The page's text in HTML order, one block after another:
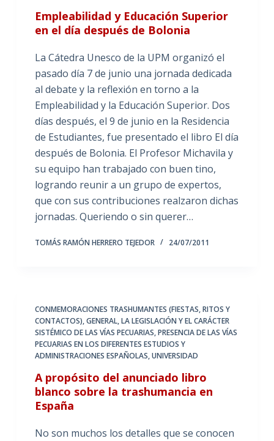
Empleabilidad y Educación Superior
en el día después de Bolonia
La Cátedra Unesco de la UPM organizó el
pasado día 7 de junio una jornada dedicada
al debate y la reflexión en torno a la
Empleabilidad y la Educación Superior. Dos
días después, el 9 de junio en la Residencia
de Estudiantes, fue presentado el libro El día
después de Bolonia. El Profesor Michavila y
su equipo han trabajado con buen tino,
logrando reunir a un grupo de expertos,
que con sus contribuciones realzaron dichas
jornadas. Queriendo o sin querer…
TOMÁS RAMÓN HERRERO TEJEDOR 24/07/2011
CONMEMORACIONES TRASHUMANTES (FIESTAS, RITOS Y
CONTACTOS),GENERAL,LA LEGISLACIÓN Y EL CARÁCTER
SISTÉMICO DE LAS VÍAS PECUARIAS,PRESENCIA DE LAS VÍAS
PECUARIAS EN LOS DIFERENTES ESTUDIOS Y
ADMINISTRACIONES ESPAÑOLAS,UNIVERSIDAD
A propósito del anunciado libro
blanco sobre la trashumancia en
España
No son muchos los detalles que se conocen